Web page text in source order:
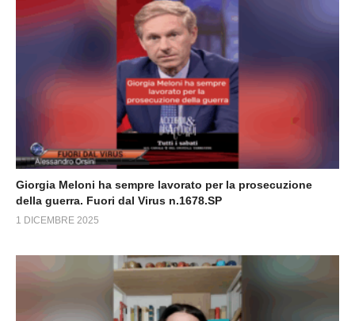
Giorgia Meloni ha sempre lavorato per la prosecuzione
della guerra. Fuori dal Virus n.1678.SP
1 DICEMBRE 2025